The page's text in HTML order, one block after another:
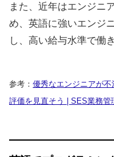
また、近年はエンジニ
め、英語に強いエンジ
し、高い給与水準で働
参考： 優秀なエンジニアが
評価を見直そう | SES業務